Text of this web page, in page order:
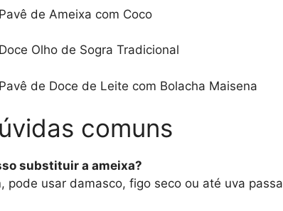
Pavê de Ameixa com Coco
Doce Olho de Sogra Tradicional
Pavê de Doce de Leite com Bolacha Maisena
comuns
substituir a ameixa?
pode usar damasco, figo seco ou até uva